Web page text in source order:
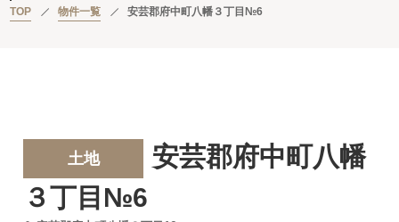
TOP 物件一覧 安芸郡府中町八幡３丁目№6
土地
安芸郡府中町八幡
３丁目№6